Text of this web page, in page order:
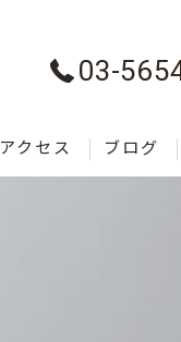
03-
アクセス ブログ